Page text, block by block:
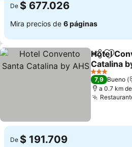
De $ 677.026
Mira precios de 6 páginas
Compartir
Hotel
Catalina
3 Estrellas
7,9 Bueno
a 0.7 km
De $ 191.709